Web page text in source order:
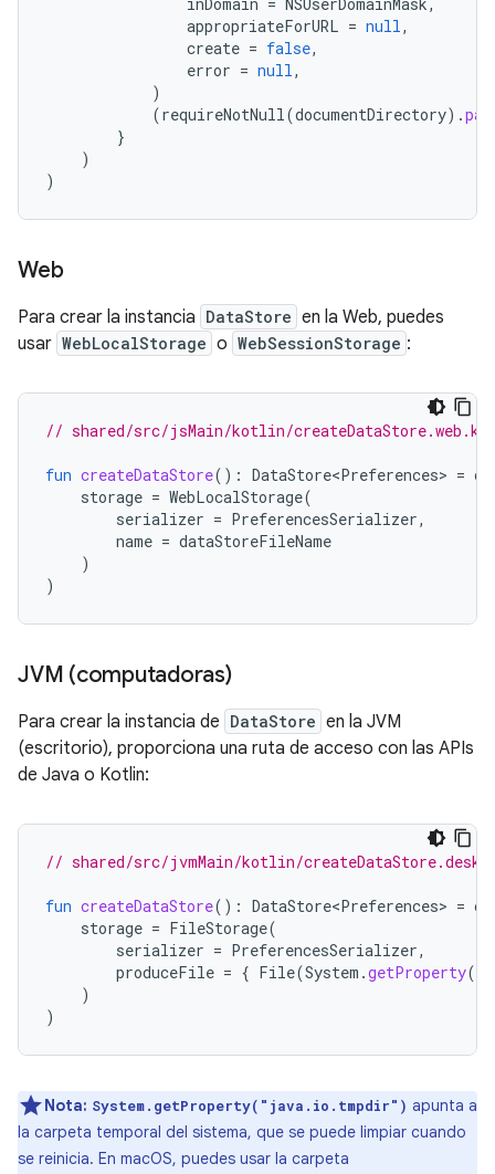
appropriateForURL = null,
create = false,
error = null,
)
(requireNotNull(documentDirectory).
}
)
)
Web
Para crear la instancia DataStore en la Web, puedes
usar WebLocalStorage o WebSessionStorage :
// shared/src/jsMain/kotlin/createDataStore.web.kt
fun createDataStore(): DataStore<Preferences> =
storage = WebLocalStorage(
serializer = PreferencesSerializer,
name = dataStoreFileName
)
)
JVM (computadoras)
Para crear la instancia de DataStore en la JVM
(escritorio), proporciona una ruta de acceso con las APIs
de Java o Kotlin:
// shared/src/jvmMain/kotlin/
fun createDataStore(): DataStore<Preferences> =
storage = FileStorage(
serializer = PreferencesSerializer,
produceFile = { File(System .getProperty(
)
)
Nota: System.getProperty("java.io.tmpdir") apunta a
la carpeta temporal del sistema, que se puede limpiar cuando
se reinicia. En macOS, puedes usar la carpeta